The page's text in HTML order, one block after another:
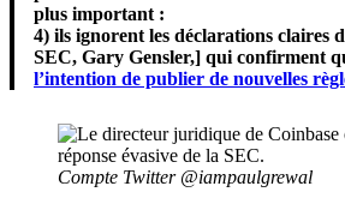
plus important :
4) ils ignorent les déclarations claires
SEC, Gary Gensler,] qui confirment
l’intention de publier de nouvelles
Compte Twitter @iampaulgrewal